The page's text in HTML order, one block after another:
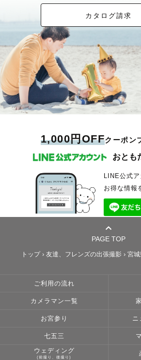
カタログ請求
1,000円OFFクーポン
おとも
LINE公式
お得な情報
PAGE TOP
トップ› 友達、フレンズの出張撮影 › 宮城
ご利用の流れ
カメラマン一覧
お宮参り ニ
七五三
ウェディング
(前撮り、後撮り)